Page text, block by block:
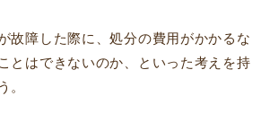
故障した際に、処分の費用がかかるな
とはできないのか、といった考えを持
。